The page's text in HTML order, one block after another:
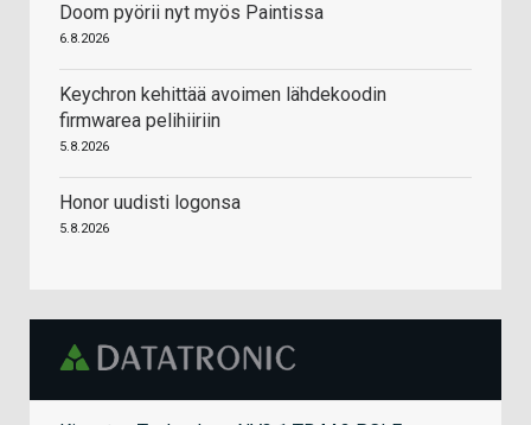
Doom pyörii nyt myös Paintissa
6.8.2026
Keychron kehittää avoimen lähdekoodin
firmwarea pelihiiriin
5.8.2026
Honor uudisti logonsa
5.8.2026